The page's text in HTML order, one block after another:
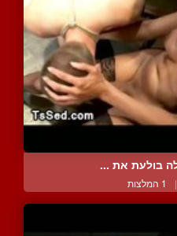
בולעת את ...
| 1 המלצות